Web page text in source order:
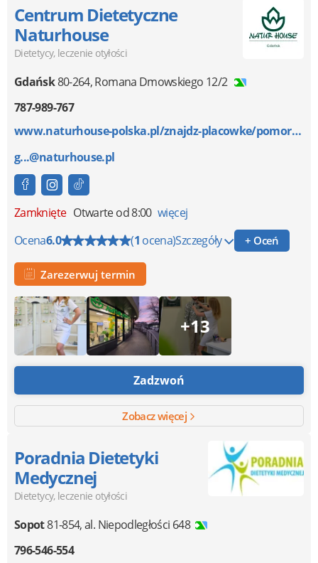
Centrum Dietetyczne
Naturhouse
Dietetycy, leczenie otyłości
Gdańsk80-264,Romana Dmowskiego 12/2
787-989-767
www.naturhouse-polska.pl/znajdz-placowke/pomorskie/g...
g...@naturhouse.pl
Zamknięte Otwarte od 8:00 więcej
Ocena6.0 (1 ocena)Szczegóły + Oceń
Zarezerwuj termin
+13
Zadzwoń
Zobacz więcej
Poradnia Dietetyki
Medycznej
Dietetycy, leczenie otyłości
Sopot81-854,al. Niepodległości 648
796-546-554